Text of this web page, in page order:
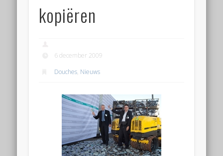
kopiëren
6 december 2009
Douches, Nieuws